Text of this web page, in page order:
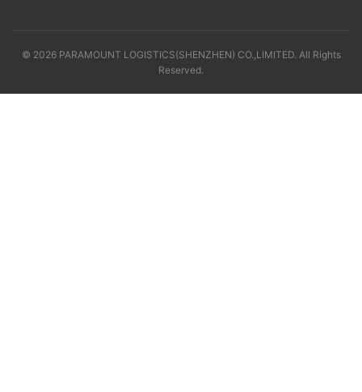
© 2026 PARAMOUNT LOGISTICS(SHENZHEN) CO.,LIMITED. All Rights
Reserved.